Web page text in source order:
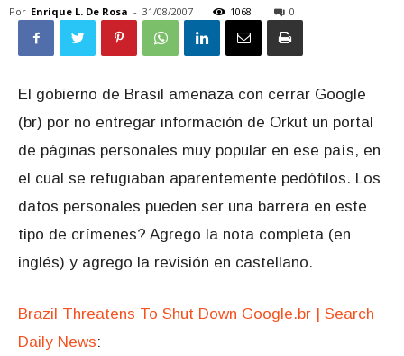
Por Enrique L. De Rosa - 31/08/2007 1068 0
El gobierno de Brasil amenaza con cerrar Google
(br) por no entregar información de Orkut un portal
de páginas personales muy popular en ese país, en
el cual se refugiaban aparentemente pedófilos. Los
datos personales pueden ser una barrera en este
tipo de crímenes? Agrego la nota completa (en
inglés) y agrego la revisión en castellano.
Brazil Threatens To Shut Down Google.br | Search
Daily News: